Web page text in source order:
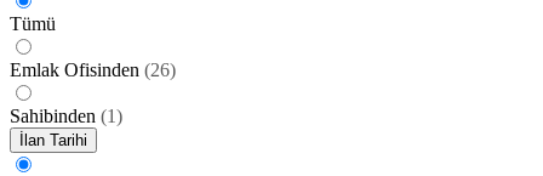
Tümü
Emlak Ofisinden (26)
Sahibinden (1)
İlan Tarihi